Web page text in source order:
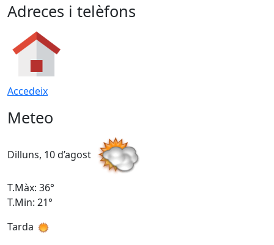
Adreces i telèfons
Accedeix
Meteo
Dilluns, 10 d’agost
T.Màx: 36°
T.Min: 21°
Tarda